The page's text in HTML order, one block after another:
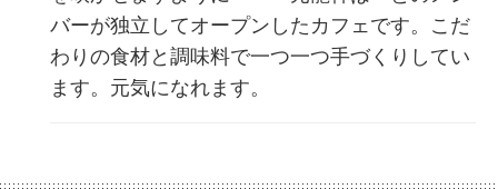
バーが独立してオープンしたカフェです。こだ
わりの食材と調味料で一つ一つ手づくりしてい
ます。元気になれます。